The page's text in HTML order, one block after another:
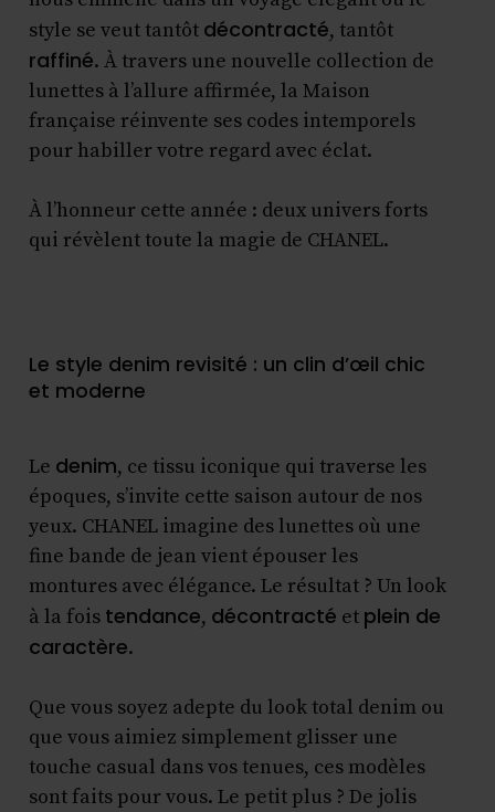
style se veut tantôt décontracté, tantôt
raffiné. À travers une nouvelle collection de
lunettes à l’allure affirmée, la Maison
française réinvente ses codes intemporels
pour habiller votre regard avec éclat.
À l’honneur cette année : deux univers forts
qui révèlent toute la magie de CHANEL.
Le style denim revisité : un clin d’œil chic
et moderne
Le denim, ce tissu iconique qui traverse les
époques, s’invite cette saison autour de nos
yeux. CHANEL imagine des lunettes où une
fine bande de jean vient épouser les
montures avec élégance. Le résultat ? Un look
à la fois tendance, décontracté et plein de
caractère.
Que vous soyez adepte du look total denim ou
que vous aimiez simplement glisser une
touche casual dans vos tenues, ces modèles
sont faits pour vous. Le petit plus ? De jolis